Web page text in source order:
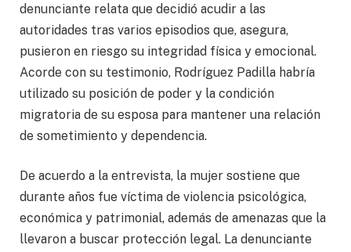
denunciante relata que decidió acudir a las
autoridades tras varios episodios que, asegura,
pusieron en riesgo su integridad física y emocional.
Acorde con su testimonio, Rodríguez Padilla habría
utilizado su posición de poder y la condición
migratoria de su esposa para mantener una relación
de sometimiento y dependencia.
De acuerdo a la entrevista, la mujer sostiene que
durante años fue víctima de violencia psicológica,
económica y patrimonial, además de amenazas que la
llevaron a buscar protección legal. La denunciante